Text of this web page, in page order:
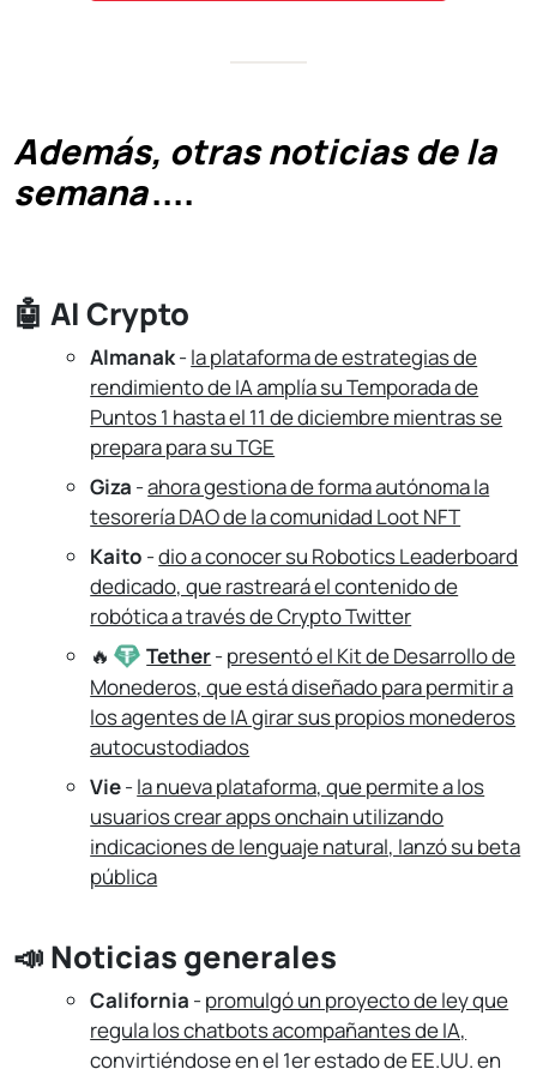
Además, otras noticias de la
semana....
🤖AI Crypto
Almanak-la plataforma de estrategias de
rendimiento de IA amplía su Temporada de
Puntos 1 hasta el 11 de diciembre mientras se
prepara para su TGE
Giza -ahora gestiona de forma autónoma la
tesorería DAO de la comunidad Loot NFT
Kaito -dio a conocer su Robotics Leaderboard
dedicado, que rastreará el contenido de
robótica a través de Crypto Twitter
🔥
Tether-presentó el Kit de Desarrollo de
Monederos, que está diseñado para permitir a
los agentes de IA girar sus propios monederos
autocustodiados
Vie-la nueva plataforma, que permite a los
usuarios crear apps onchain utilizando
indicaciones de lenguaje natural, lanzó su beta
pública
📣 Noticias generales
California -promulgó un proyecto de ley que
regula los chatbots acompañantes de IA,
convirtiéndose en el 1er estado de EE.UU. en